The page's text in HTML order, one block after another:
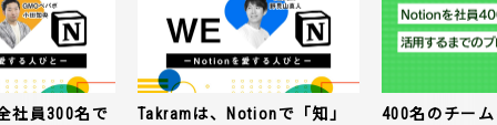
社員300名で
Takramは、Notionで「知」
400名のチー